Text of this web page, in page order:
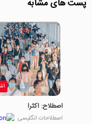
پست های مشابه
اصطلاح: اکثرا
اصطلاحات انگلیسی